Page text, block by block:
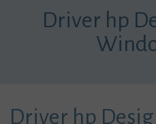
Driver hp
Driver hp